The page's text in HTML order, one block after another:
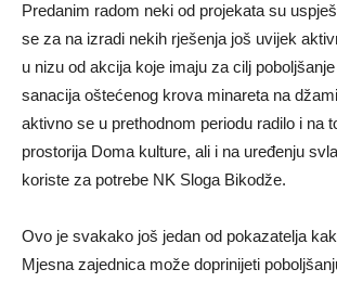
Predanim radom neki od projekata su
se za na izradi nekih rješenja još uvijek
u nizu od akcija koje imaju za cilj
sanacija oštećenog krova minareta na
aktivno se u prethodnom periodu radilo i na
prostorija Doma kulture, ali i na uređenju
koriste za potrebe NK Sloga Bikodže.
Ovo je svakako još jedan od pokazatelja
Mjesna zajednica može doprinijeti